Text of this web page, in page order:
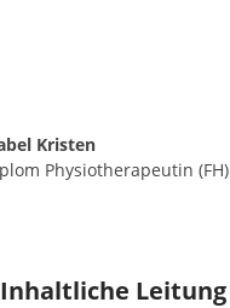
Kristen
Physiotherapeutin (FH)
Inhaltliche Leitung